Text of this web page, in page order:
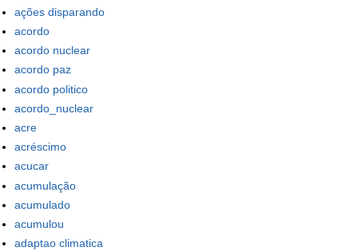
ações disparando
acordo
acordo nuclear
acordo paz
acordo politico
acordo_nuclear
acre
acréscimo
acucar
acumulação
acumulado
acumulou
adaptao climatica